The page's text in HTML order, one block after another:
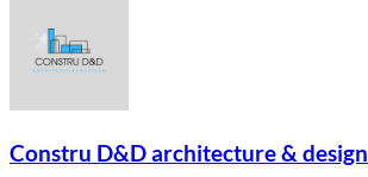
Constru D&D architecture & design